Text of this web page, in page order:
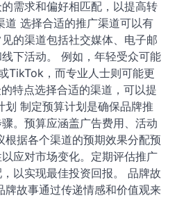
品牌知名度、增加市场份额或
后，可以制定相应的策略和行
提高知名度，可以考虑通过社
引更多受众。确保目标具体、
框架。 识别目标受众 识别目
键。了解受众的年龄、性别、
定更具针对性的推广策略。 可
或社交媒体分析来获取受众信
需求和偏好相匹配，以提高转
道 选择合适的推广渠道可以有
的渠道包括社交媒体、电子邮
下活动。 例如，年轻受众可能